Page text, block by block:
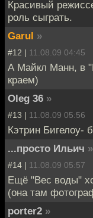
Красивый
роль сыграть.
Garul »
#12 | 11.08.09 04:45
А Майкл Манн, в
краем)
Oleg 36 »
#13 | 11.08.09 05:56
Кэтрин Бигелоу-
...просто Ильич »
#14 | 11.08.09 05:57
Ещё "Вес воды"
(она там
porter2 »